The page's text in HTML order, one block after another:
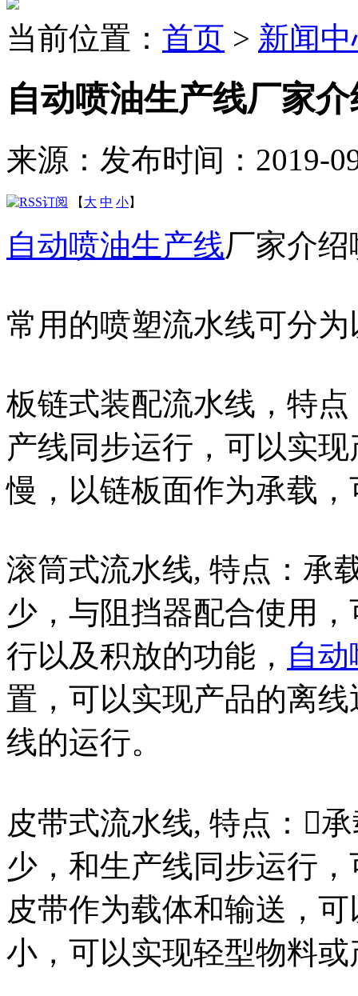
当前位置： 首页 > 新闻
自动喷油生产线厂家
来源： 发布时间：2019-
【 大 中 小】
自动喷油生产线厂家介
常用的喷塑流水线可分
板链式装配流水线，特
产线同步运行，可以实
慢，以链板面作为承载
滚筒式流水线, 特点：承
少，与阻挡器配合使用
行以及积放的功能， 自
置，可以实现产品的离
线的运行。
皮带式流水线, 特点：
少，和生产线同步运行
皮带作为载体和输送，
小，可以实现轻型物料